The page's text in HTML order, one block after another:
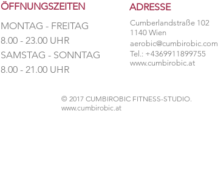
ÖFFNUNGSZEITEN
MONTAG - FREITAG
8.00 - 23.00 UHR
​SAMSTAG - SONNTAG
​8.00 - 21.00 UHR
ADRESSE
Cumberlandstraße 102
1140 Wien
aerobic@cumbirobic.com
Tel.: +4369911899755
www.cumbirobic.at
© 2017 CUMBIROBIC FITNESS-STUDIO.
www.cumbirobic.at